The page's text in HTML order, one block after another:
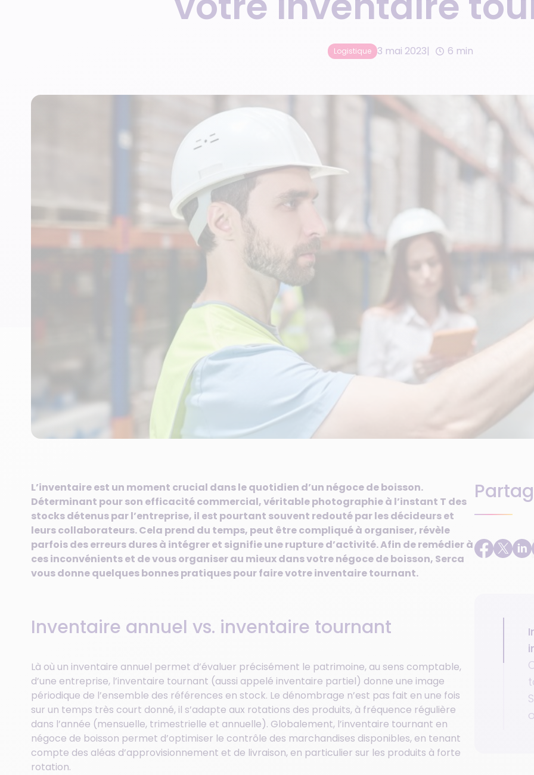
Commerce omnicanal
Cocktail
Logistique 3 mai 2023 6 min
L’inventaire est un moment crucial dans le quotidien d’un négoce de boisson.
Déterminant pour son efficacité commercial, véritable photographie à l’instant T des
stocks détenus par l’entreprise, il est pourtant souvent redouté par les décideurs et
leurs collaborateurs. Cela prend du temps, peut être compliqué à organiser, révèle
parfois des erreurs dures à intégrer et signifie une rupture d’activité. Afin de remédier à
ces inconvénients et de vous organiser au mieux dans votre négoce de boisson, Serca
vous donne quelques bonnes pratiques pour faire votre inventaire tournant.
Inventaire annuel vs. inventaire tournant
Là où un inventaire annuel permet d’évaluer précisément le patrimoine, au sens comptable,
d’une entreprise, l’inventaire tournant (aussi appelé inventaire partiel) donne une image
périodique de l’ensemble des références en stock. Le dénombrage n’est pas fait en une fois
sur un temps très court donné, il s’adapte aux rotations des produits, à fréquence régulière
dans l’année (mensuelle, trimestrielle et annuelle). Globalement, l’inventaire tournant en
négoce de boisson permet d’optimiser le contrôle des marchandises disponibles, en tenant
compte des aléas d’approvisionnement et de livraison, en particulier sur les produits à forte
rotation.